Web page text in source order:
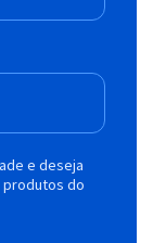
e deseja
do